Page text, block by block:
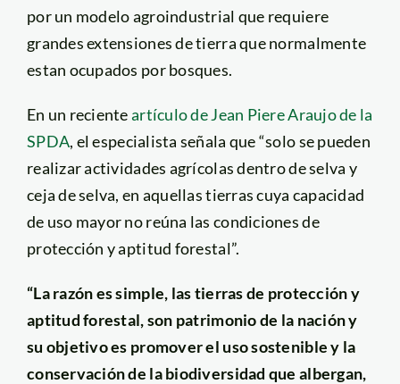
por un modelo agroindustrial que requiere
grandes extensiones de tierra que normalmente
estan ocupados por bosques.
En un recienteartículo de Jean Piere Araujo de la
SPDA, el especialista señala que “solo se pueden
realizar actividades agrícolas dentro de selva y
ceja de selva, en aquellas tierras cuya capacidad
de uso mayor no reúna las condiciones de
protección y aptitud forestal”.
“La razón es simple, las tierras de protección y
aptitud forestal, son patrimonio de la nación y
su objetivo es promover el uso sostenible y la
conservación de la biodiversidad que albergan,